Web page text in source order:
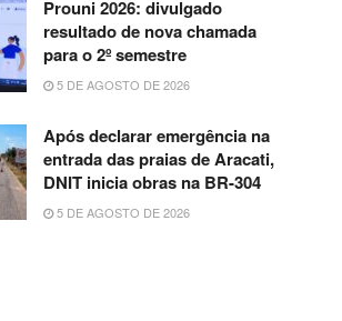
Prouni 2026: divulgado
resultado de nova chamada
para o 2º semestre
5 DE AGOSTO DE 2026
Após declarar emergência na
entrada das praias de Aracati,
DNIT inicia obras na BR-304
5 DE AGOSTO DE 2026